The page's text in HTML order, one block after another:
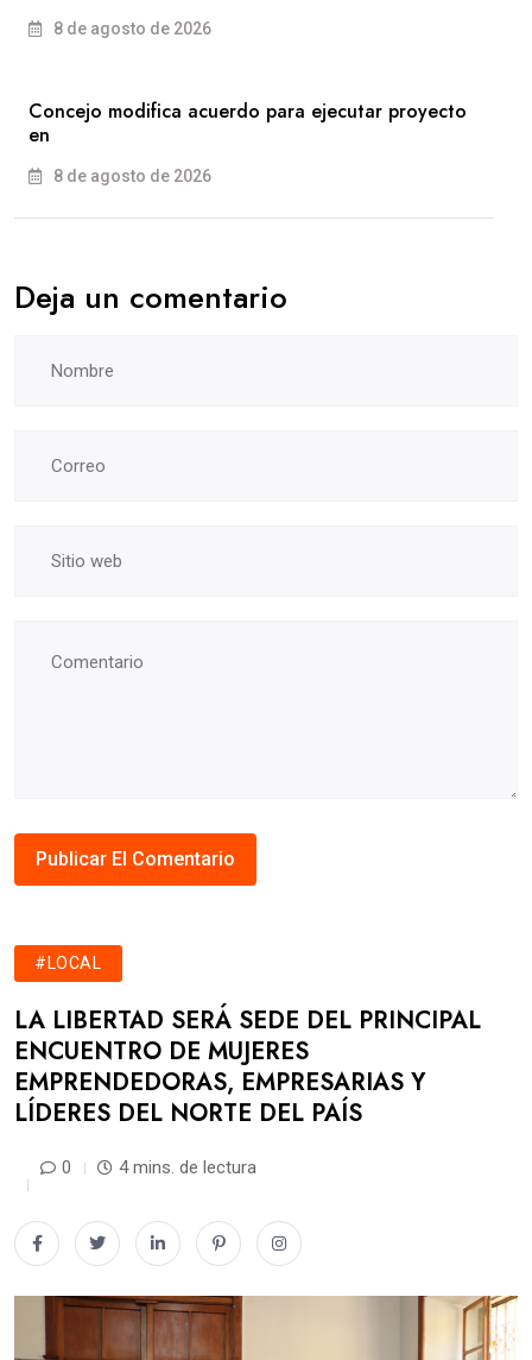
8 de agosto de 2026
Concejo modifica acuerdo para ejecutar proyecto
en
8 de agosto de 2026
Deja un comentario
#LOCAL
LA LIBERTAD SERÁ SEDE DEL PRINCIPAL
ENCUENTRO DE MUJERES
EMPRENDEDORAS, EMPRESARIAS Y
LÍDERES DEL NORTE DEL PAÍS
0 4 mins. de lectura